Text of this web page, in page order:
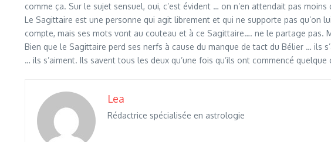
comme ça. Sur le sujet sensuel, oui, c’est évident … on n’en attendait pas
Le Sagittaire est une personne qui agit librement et qui ne supporte pas qu’on
compte, mais ses mots vont au couteau et à ce Sagittaire…. ne le partage pas.
Bien que le Sagittaire perd ses nerfs à cause du manque de tact du Bélier … ils
… ils s’aiment. Ils savent tous les deux qu’une fois qu’ils ont commencé
Lea
Rédactrice spécialisée en astrologie